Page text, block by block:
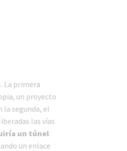
. La primera
un proyecto
la segunda, el
las vías
un túnel
un enlace